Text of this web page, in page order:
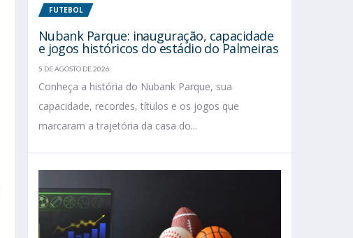
FUTEBOL
Nubank Parque: inauguração, capacidade
e jogos históricos do estádio do Palmeiras
5 DE AGOSTO DE 2026
Conheça a história do Nubank Parque, sua
capacidade, recordes, títulos e os jogos que
marcaram a trajetória da casa do...